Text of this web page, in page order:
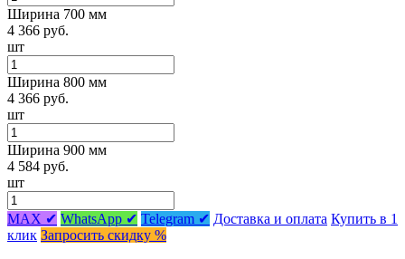
Ширина 700 мм
4 366 руб.
шт
Ширина 800 мм
4 366 руб.
шт
Ширина 900 мм
4 584 руб.
шт
MAX ✔ WhatsApp ✔ Telegram ✔ Доставка и оплата Купить в 1
клик Запросить скидку %